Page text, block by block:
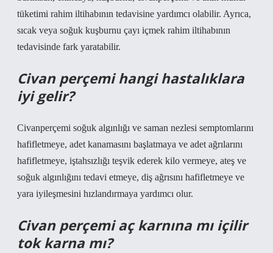
tüketimi rahim iltihabının tedavisine yardımcı olabilir. Ayrıca,
sıcak veya soğuk kuşburnu çayı içmek rahim iltihabının
tedavisinde fark yaratabilir.
Civan perçemi hangi hastalıklara
iyi gelir?
Civanperçemi soğuk algınlığı ve saman nezlesi semptomlarını
hafifletmeye, adet kanamasını başlatmaya ve adet ağrılarını
hafifletmeye, iştahsızlığı teşvik ederek kilo vermeye, ateş ve
soğuk algınlığını tedavi etmeye, diş ağrısını hafifletmeye ve
yara iyileşmesini hızlandırmaya yardımcı olur.
Civan perçemi aç karnına mı içilir
tok karna mı?